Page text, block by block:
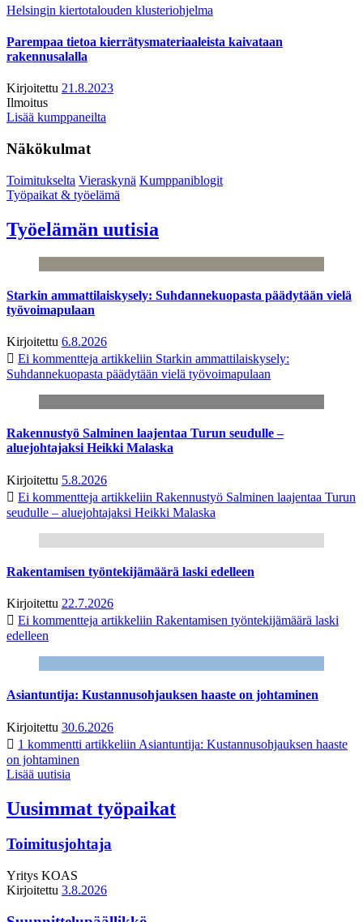
Helsingin kiertotalouden klusteriohjelma
Parempaa tietoa kierrätysmateriaaleista kaivataan
rakennusalalla
Kirjoitettu 21.8.2023
Ilmoitus
Lisää kumppaneilta
Näkökulmat
Toimitukselta Vieraskynä Kumppaniblogit
Työpaikat & työelämä
Työelämän uutisia
Starkin ammattilaiskysely: Suhdannekuopasta päädytään vielä
työvoimapulaan
Kirjoitettu 6.8.2026
Ei kommentteja artikkeliin Starkin ammattilaiskysely:
Suhdannekuopasta päädytään vielä työvoimapulaan
Rakennustyö Salminen laajentaa Turun seudulle –
aluejohtajaksi Heikki Malaska
Kirjoitettu 5.8.2026
Ei kommentteja artikkeliin Rakennustyö Salminen laajentaa Turun
seudulle – aluejohtajaksi Heikki Malaska
Rakentamisen työntekijämäärä laski edelleen
Kirjoitettu 22.7.2026
Ei kommentteja artikkeliin Rakentamisen työntekijämäärä laski
edelleen
Asiantuntija: Kustannusohjauksen haaste on johtaminen
Kirjoitettu 30.6.2026
1 kommentti artikkeliin Asiantuntija: Kustannusohjauksen haaste
on johtaminen
Lisää uutisia
Uusimmat työpaikat
Toimitusjohtaja
Yritys KOAS
Kirjoitettu 3.8.2026